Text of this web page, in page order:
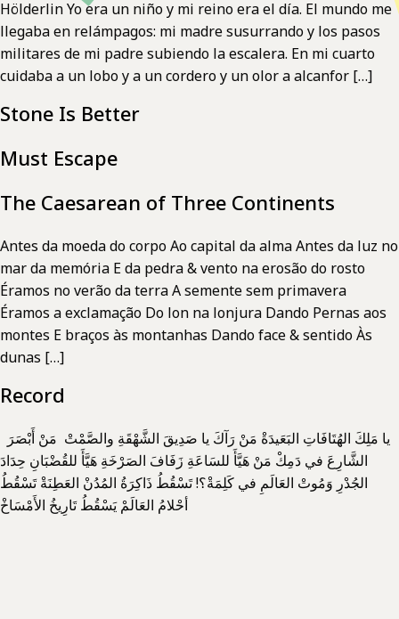
Hölderlin Yo era un niño y mi reino era el día. El mundo me
llegaba en relámpagos: mi madre susurrando y los pasos
militares de mi padre subiendo la escalera. En mi cuarto
cuidaba a un lobo y a un cordero y un olor a alcanfor […]
Stone Is Better
Must Escape
The Caesarean of Three Continents
Antes da moeda do corpo Ao capital da alma Antes da luz no
mar da memória E da pedra & vento na erosão do rosto
Éramos no verão da terra A semente sem primavera
Éramos a exclamação Do lon na lonjura Dando Pernas aos
montes E braços às montanhas Dando face & sentido Às
dunas […]
Record
الشَّارِعَ في دَمِكْ مَنْ هَيَّأَ للسَاعَةِ زَفَافَ الصَرْخَةِ هَيَّأَ للقُضْبَانِ حِدَادَ
الجُدْرِ وَمُوتْ العَالَمِ في كَلِمَةْ؟! تَسْقُطُ ذَاكِرَةُ المُدُنْ العَطِنَةْ تَسْقُطُ